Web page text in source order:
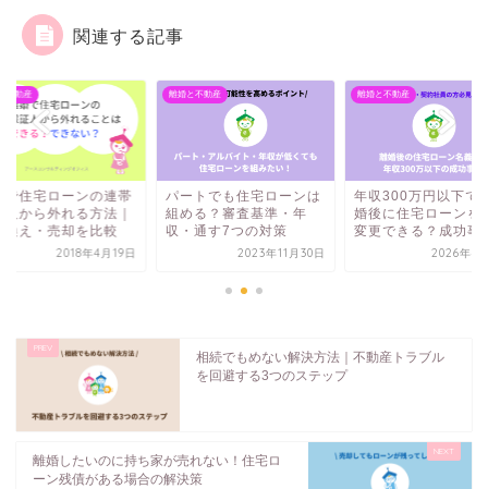
関連する記事
不動産
トでも住宅ローンは
る？審査基準・年
通す7つの対策
2023年11月30日
離婚と不動産
年収300万円以下でも離
婚後に住宅ローンを名義
変更できる？成功事例...
2026年4月16日
離婚と不動産
離婚で住宅ローンの
保証人から外れる方
借り換え・売却を比
2018年4
相続でもめない解決方法｜不動産トラブル
を回避する3つのステップ
離婚したいのに持ち家が売れない！住宅ロ
ーン残債がある場合の解決策